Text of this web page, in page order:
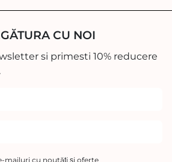
CU NOI
si primesti 10% reducere
mailuri cu noutăți și oferte